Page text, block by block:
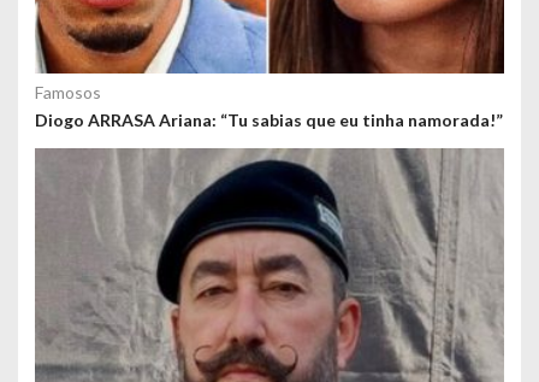
Famosos
Diogo ARRASA Ariana: “Tu sabias que eu tinha namorada!”